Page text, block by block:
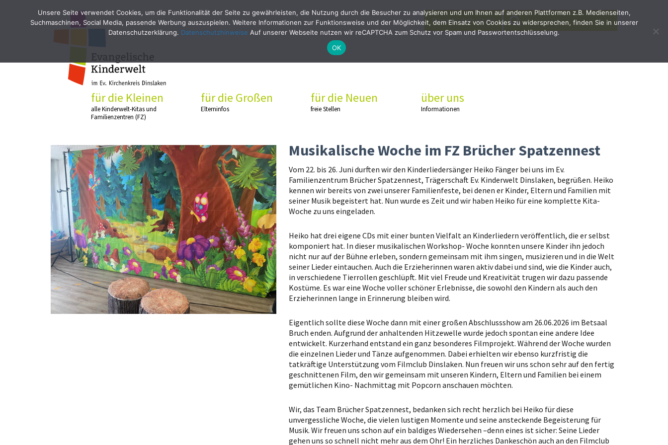
für die Kleinen
alle Kinderwelt-Kitas und
Familienzentren (FZ)
für die Großen
Elterninfos
für die Neuen
freie Stellen
über uns
Informationen
Bewirb`dich jetzt!
Search
for:
SEARCH
Musikalische Woche im FZ Brücher Spatzennest
Vom 22. bis 26. Juni durften wir den Kinderliedersänger Heiko Fänger bei uns im Ev.
Familienzentrum Brücher Spatzennest, Trägerschaft Ev. Kinderwelt Dinslaken, begrüßen. Heiko
kennen wir bereits von zwei unserer Familienfeste, bei denen er Kinder, Eltern und Familien mit
seiner Musik begeistert hat. Nun wurde es Zeit und wir haben Heiko für eine komplette Kita-
Woche zu uns eingeladen.
Heiko hat drei eigene CDs mit einer bunten Vielfalt an Kinderliedern veröffentlich, die er selbst
komponiert hat. In dieser musikalischen Workshop- Woche konnten unsere Kinder ihn jedoch
nicht nur auf der Bühne erleben, sondern gemeinsam mit ihm singen, musizieren und in die Welt
seiner Lieder eintauchen. Auch die Erzieherinnen waren aktiv dabei und sind, wie die Kinder auch,
in verschiedene Tierrollen geschlüpft. Mit viel Freude und Kreativität trugen wir dazu passende
Kostüme. Es war eine Woche voller schöner Erlebnisse, die sowohl den Kindern als auch den
Erzieherinnen lange in Erinnerung bleiben wird.
Eigentlich sollte diese Woche dann mit einer großen Abschlussshow am 26.06.2026 im Betsaal
Bruch enden. Aufgrund der anhaltenden Hitzewelle wurde jedoch spontan eine andere Idee
entwickelt. Kurzerhand entstand ein ganz besonderes Filmprojekt. Während der Woche wurden
die einzelnen Lieder und Tänze aufgenommen. Dabei erhielten wir ebenso kurzfristig die
tatkräftige Unterstützung vom Filmclub Dinslaken. Nun freuen wir uns schon sehr auf den fertig
geschnittenen Film, den wir gemeinsam mit unseren Kindern, Eltern und Familien bei einem
gemütlichen Kino- Nachmittag mit Popcorn anschauen möchten.
Wir, das Team Brücher Spatzennest, bedanken sich recht herzlich bei Heiko für diese
unvergessliche Woche, die vielen lustigen Momente und seine ansteckende Begeisterung für
Musik. Wir freuen uns schon auf ein baldiges Wiedersehen –denn eines ist sicher: Seine Lieder
gehen uns so schnell nicht mehr aus dem Ohr! Ein herzliches Dankeschön auch an den Filmclub
Unsere Seite verwendet Cookies, um die Funktionalität der Seite zu gewährleisten, die Nutzung durch die Besucher zu analysieren und um Ihnen auf anderen Plattformen z.B. Medienseiten,
Suchmaschinen, Social Media, passende Werbung auszuspielen. Weitere Informationen zur Funktionsweise und der Möglichkeit, dem Einsatz von Cookies zu widersprechen, finden Sie in unserer
Datenschutzerklärung. Datenschutzhinweise Auf unserer Webseite nutzen wir reCAPTCHA zum Schutz vor Spam und Passwortentschlüsselung.
OK